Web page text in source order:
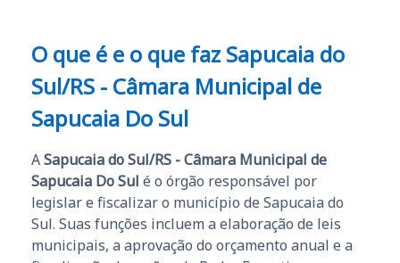
O que é e o que faz Sapucaia do
Sul/RS - Câmara Municipal de
Sapucaia Do Sul
ASapucaia do Sul/RS - Câmara Municipal de
Sapucaia Do Sul é o órgão responsável por
legislar e fiscalizar o município de Sapucaia do
Sul. Suas funções incluem a elaboração de leis
municipais, a aprovação do orçamento anual e a